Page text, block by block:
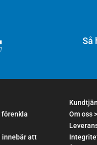
Så
förenkla
innebär att
Om oss >